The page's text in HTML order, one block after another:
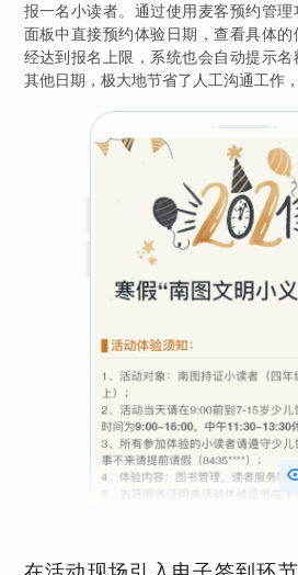
报一名小读者。通过使用麦客预约管
面板中直接预约体验日期，查看具体
经达到报名上限，系统也会自动提示
其他日期，极大地节省了人工沟通工作